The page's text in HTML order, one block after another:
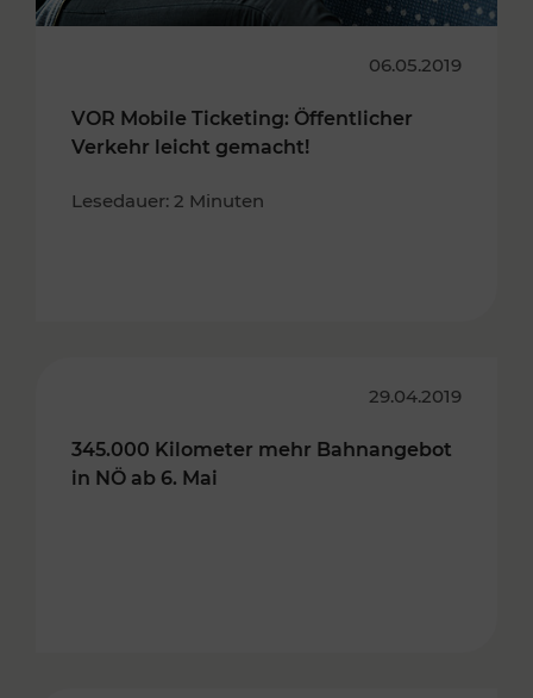
06.05.2019
VOR Mobile Ticketing: Öffentlicher
Verkehr leicht gemacht!
Lesedauer: 2 Minuten
29.04.2019
345.000 Kilometer mehr Bahnangebot
in NÖ ab 6. Mai